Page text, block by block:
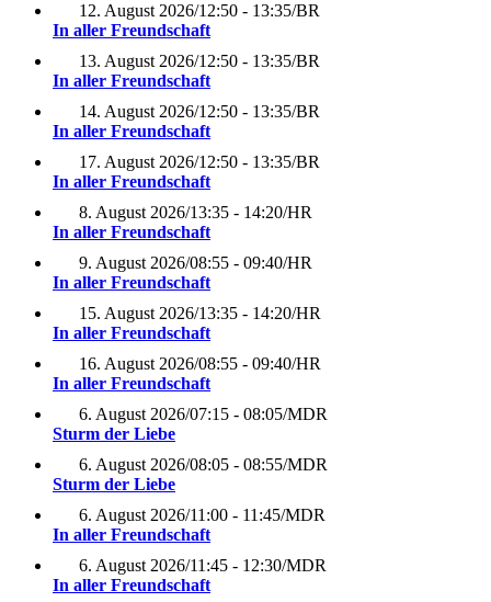
12. August 2026/12:50 - 13:35/BR
In aller Freundschaft
13. August 2026/12:50 - 13:35/BR
In aller Freundschaft
14. August 2026/12:50 - 13:35/BR
In aller Freundschaft
17. August 2026/12:50 - 13:35/BR
In aller Freundschaft
8. August 2026/13:35 - 14:20/HR
In aller Freundschaft
9. August 2026/08:55 - 09:40/HR
In aller Freundschaft
15. August 2026/13:35 - 14:20/HR
In aller Freundschaft
16. August 2026/08:55 - 09:40/HR
In aller Freundschaft
6. August 2026/07:15 - 08:05/MDR
Sturm der Liebe
6. August 2026/08:05 - 08:55/MDR
Sturm der Liebe
6. August 2026/11:00 - 11:45/MDR
In aller Freundschaft
6. August 2026/11:45 - 12:30/MDR
In aller Freundschaft